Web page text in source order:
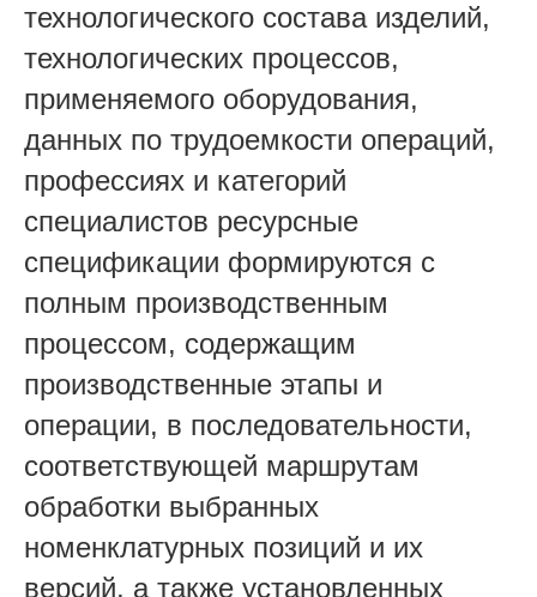
технологического состава изделий,
технологических процессов,
применяемого оборудования,
данных по трудоемкости операций,
профессиях и категорий
специалистов ресурсные
спецификации формируются с
полным производственным
процессом, содержащим
производственные этапы и
операции, в последовательности,
соответствующей маршрутам
обработки выбранных
номенклатурных позиций и их
версий, а также установленных